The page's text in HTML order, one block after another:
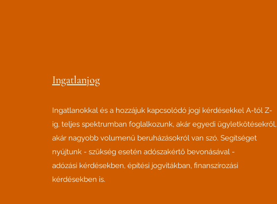
Ingatlanjog
Ingatlanokkal és a hozzájuk kapcsolódó jogi kérdésekkel A-tól Z-
ig, teljes spektrumban foglalkozunk, akár egyedi ügyletkötésekről,
akár nagyobb volumenű beruházásokról van szó. Segítséget
nyújtunk - szükség esetén adószakértő bevonásával -
adózási kérdésekben, építési jogvitákban, finanszírozási
kérdésekben is.